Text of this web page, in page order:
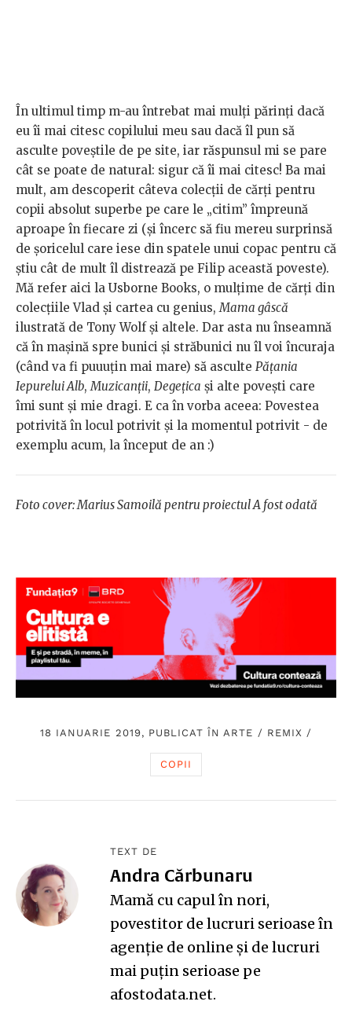
În ultimul timp m-au întrebat mai mulți părinți dacă
eu îi mai citesc copilului meu sau dacă îl pun să
asculte poveștile de pe site, iar răspunsul mi se pare
cât se poate de natural: sigur că îi mai citesc! Ba mai
mult, am descoperit câteva colecții de cărți pentru
copii absolut superbe pe care le „citim” împreună
aproape în fiecare zi (și încerc să fiu mereu surprinsă
de șoricelul care iese din spatele unui copac pentru că
știu cât de mult îl distrează pe Filip această poveste).
Mă refer aici la Usborne Books, o mulțime de cărți din
colecțiile Vlad și cartea cu genius, Mama gâscă
ilustrată de Tony Wolf și altele. Dar asta nu înseamnă
că în mașină spre bunici și străbunici nu îl voi încuraja
(când va fi puuuțin mai mare) să asculte Pățania
Iepurelui Alb, Muzicanții, Degețica și alte povești care
îmi sunt și mie dragi. E ca în vorba aceea: Povestea
potrivită în locul potrivit și la momentul potrivit - de
exemplu acum, la început de an :)
Foto cover: Marius Samoilă pentru proiectul A fost odată
18 IANUARIE 2019, PUBLICAT ÎN ARTE / REMIX /
COPII
TEXT DE
Andra Cărbunaru
Mamă cu capul în nori,
povestitor de lucruri serioase în
agenție de online și de lucruri
mai puțin serioase pe
afostodata.net.